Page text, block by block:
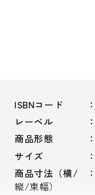
ISBNコード
レーベル
商品形態
サイズ
商品寸法（横/
縦/束幅）